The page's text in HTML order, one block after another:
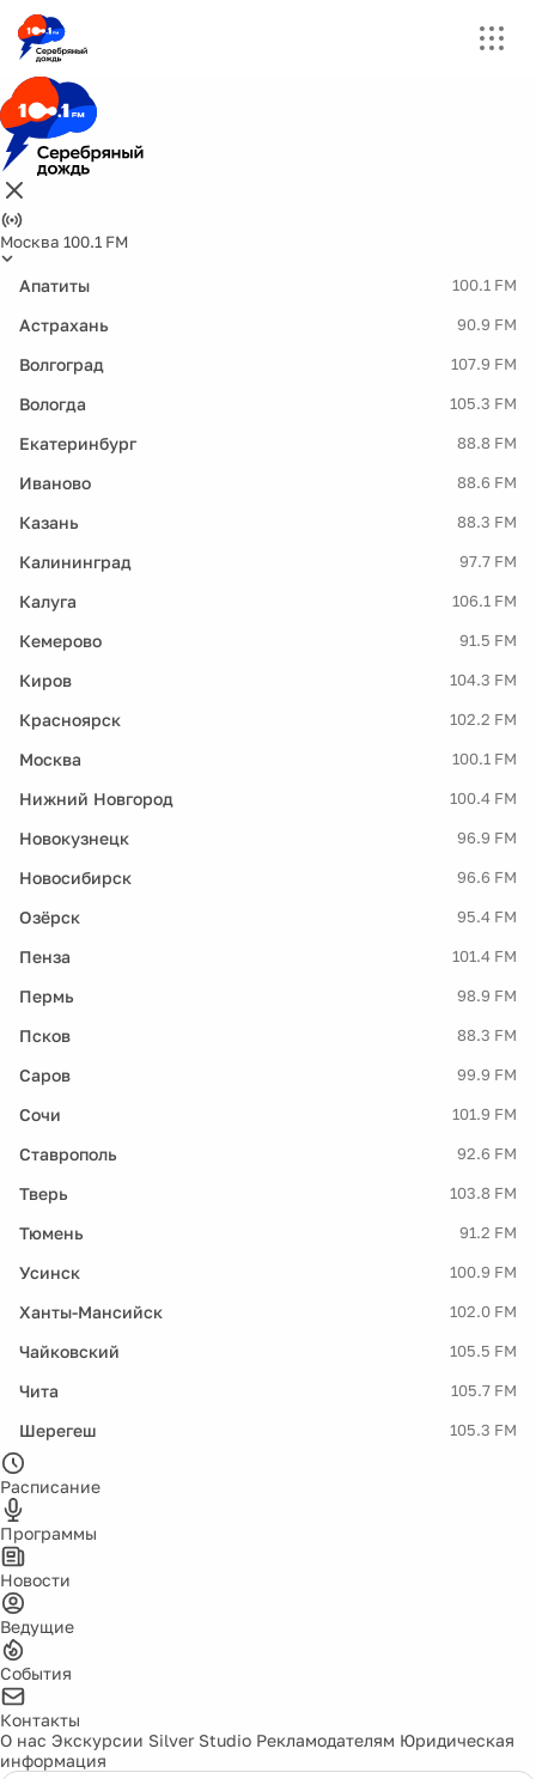
Москва 100.1 FM
Апатиты 100.1 FM
Астрахань 90.9 FM
Волгоград 107.9 FM
Вологда 105.3 FM
Екатеринбург 88.8 FM
Иваново 88.6 FM
Казань 88.3 FM
Калининград 97.7 FM
Калуга 106.1 FM
Кемерово 91.5 FM
Киров 104.3 FM
Красноярск 102.2 FM
Москва 100.1 FM
Нижний Новгород 100.4 FM
Новокузнецк 96.9 FM
Новосибирск 96.6 FM
Озёрск 95.4 FM
Пенза 101.4 FM
Пермь 98.9 FM
Псков 88.3 FM
Саров 99.9 FM
Сочи 101.9 FM
Ставрополь 92.6 FM
Тверь 103.8 FM
Тюмень 91.2 FM
Усинск 100.9 FM
Ханты-Мансийск 102.0 FM
Чайковский 105.5 FM
Чита 105.7 FM
Шерегеш 105.3 FM
Расписание
Программы
Новости
Ведущие
События
Контакты
О нас Экскурсии Silver Studio Рекламодателям Юридическая
информация